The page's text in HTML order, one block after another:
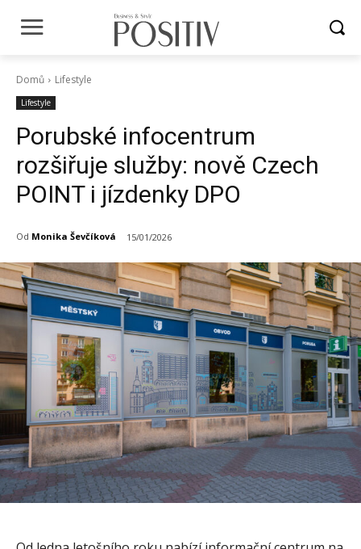
Domů Lifestyle
Lifestyle
Porubské infocentrum
rozšiřuje služby: nově Czech
POINT i jízdenky DPO
Od Monika Ševčíková 15/01/2026